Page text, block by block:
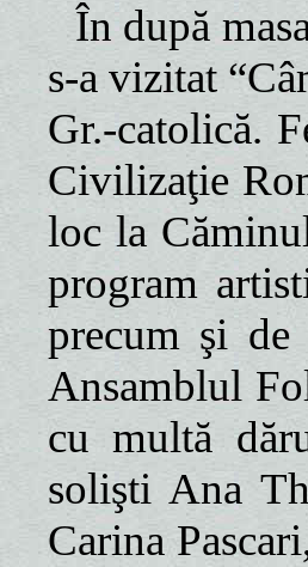
În după
s-a vizitat
Gr.-catolică.
Civilizaţie
loc la
program
precum şi de
Ansamblul
cu multă
solişti Ana
Carina